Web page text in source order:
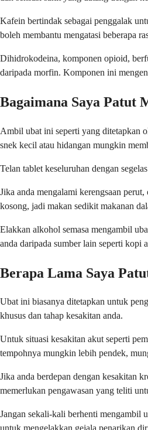
Kafein bertindak sebagai penggalak
boleh membantu mengatasi beberapa
Dihidrokodeina, komponen opioid,
daripada morfin. Komponen ini
Bagaimana Saya Patut
Ambil ubat ini seperti yang ditetapkan
snek kecil atau hidangan mungkin
Telan tablet keseluruhan dengan
Jika anda mengalami kerengsaan
kosong, jadi makan sedikit makanan
Elakkan alkohol semasa mengambil
anda daripada sumber lain seperti kopi
Berapa Lama Saya
Ubat ini biasanya ditetapkan untuk
khusus dan tahap kesakitan anda.
Untuk situasi kesakitan akut seperti
tempohnya mungkin lebih pendek,
Jika anda berdepan dengan kesakitan
memerlukan pengawasan yang teliti
Jangan sekali-kali berhenti mengambil